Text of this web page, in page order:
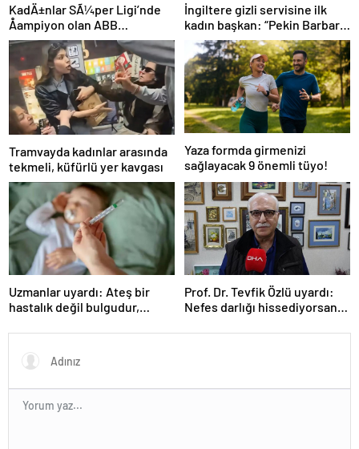
KadÄ±nlar SÃ¼per Ligi’nde
Åampiyon olan ABB
Fomget’ten FenerbahÃ§e’ye
gÃ¶nderme
İngiltere gizli servisine ilk
kadın başkan: “Pekin Barbara”
favori aday
Tramvayda kadınlar arasında
tekmeli, küfürlü yer kavgası
Yaza formda girmenizi
sağlayacak 9 önemli tüyo!
Uzmanlar uyardı: Ateş bir
hastalık değil bulgudur,
mekanizmasıdır
Prof. Dr. Tevfik Özlü uyardı:
Nefes darlığı hissediyorsanız